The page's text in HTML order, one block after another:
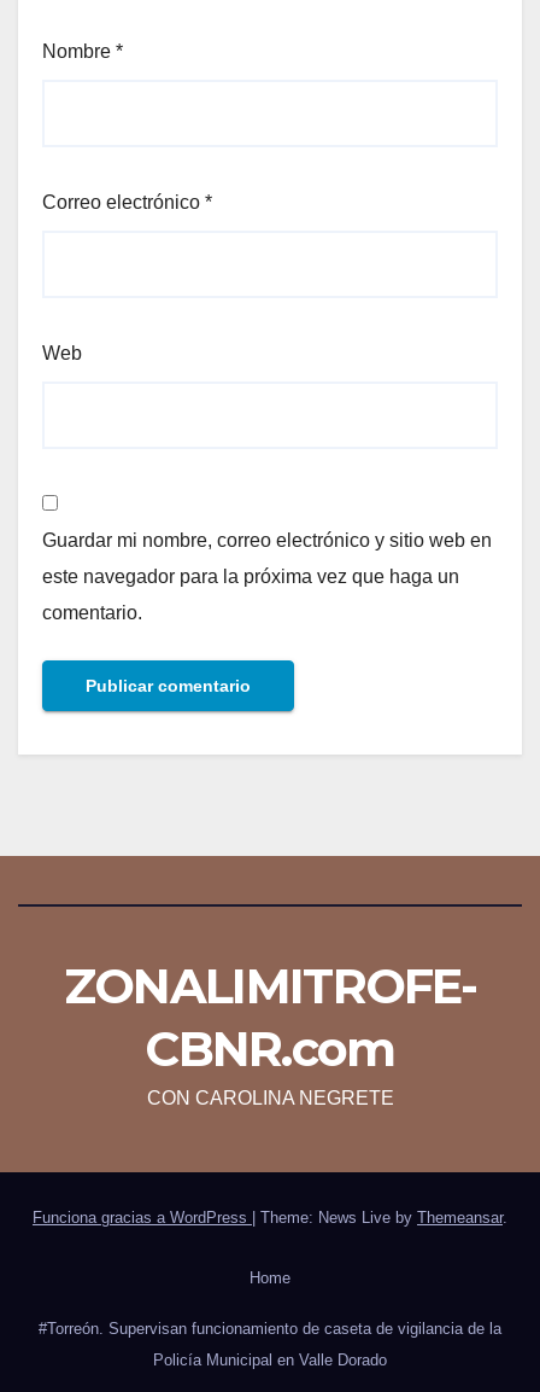
Nombre *
Correo electrónico *
Web
Guardar mi nombre, correo electrónico y sitio web en
este navegador para la próxima vez que haga un
comentario.
ZONALIMITROFE-
CBNR.com
CON CAROLINA NEGRETE
Funciona gracias a WordPress Theme: News Live by Themeansar.
Home
#Torreón. Supervisan funcionamiento de caseta de vigilancia de la
Policía Municipal en Valle Dorado